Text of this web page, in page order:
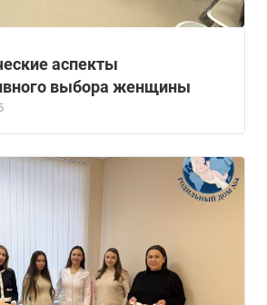
аспекты
выбора женщины